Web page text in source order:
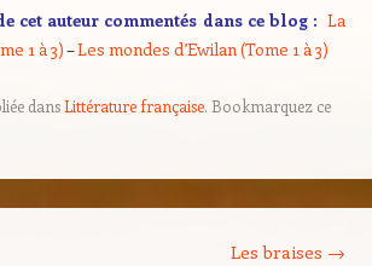
cet auteur commentés dans ce blog : La
1 à 3)–Les mondes d’Ewilan (Tome 1 à 3)
dansLittérature française. Bookmarquez ce
Les braises →